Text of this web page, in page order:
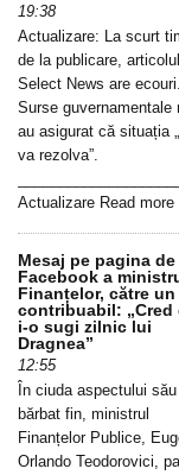
19:38
Actualizare: La scurt
de la publicare,
Select News are ecouri.
Surse guvernamentale
au asigurat că situația
va rezolva”.
Actualizare Read more
Mesaj pe pagina de
Facebook a
Finanțelor, către un
contribuabil: „Cred
i-o sugi zilnic lui
Dragnea”
12:55
În ciuda aspectului
bărbat fin, ministrul
Finanțelor Publice,
Orlando Teodorovici,